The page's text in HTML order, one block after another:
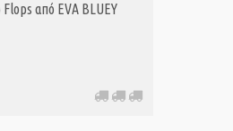
από EVA BLUEY